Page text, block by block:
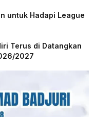
untuk Hadapi League
Terus di Datangkan
2027